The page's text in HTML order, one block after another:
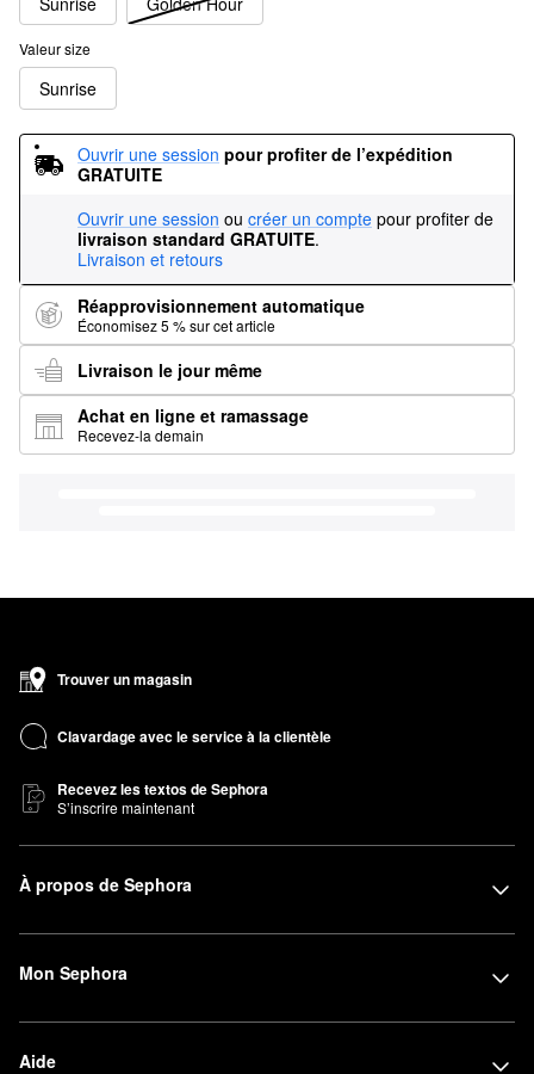
Valeur size
Sunrise
Ouvrir une session pour profiter de l’expédition
GRATUITE
Ouvrir une session ou créer un compte pour profiter de
livraison standard GRATUITE.
Livraison et retours
Réapprovisionnement automatique
Économisez 5 % sur cet article
Livraison le jour même
Achat en ligne et ramassage
Recevez-la demain
Trouver un magasin
Clavardage avec le service à la clientèle
Recevez les textos de Sephora
S’inscrire maintenant
À propos de Sephora
Mon Sephora
Aide